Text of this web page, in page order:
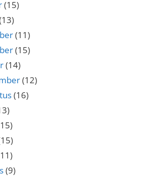
(15)
(11)
(15)
(14)
(12)
(16)
(9)